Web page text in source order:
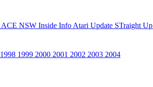
ACE NSW Inside Info Atari Update STraight Up
1998 1999 2000 2001 2002 2003 2004